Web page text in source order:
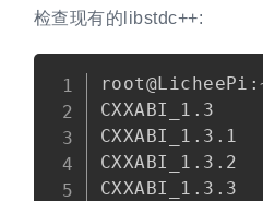
检查现有的libstdc++:
CXXABI_1.3
CXXABI_1.3.1
CXXABI_1.3.2
CXXABI_1.3.3